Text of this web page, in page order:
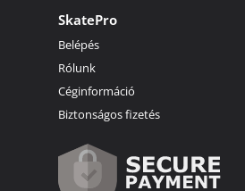
SkatePro
Belépés
Rólunk
Céginformáció
Biztonságos fizetés